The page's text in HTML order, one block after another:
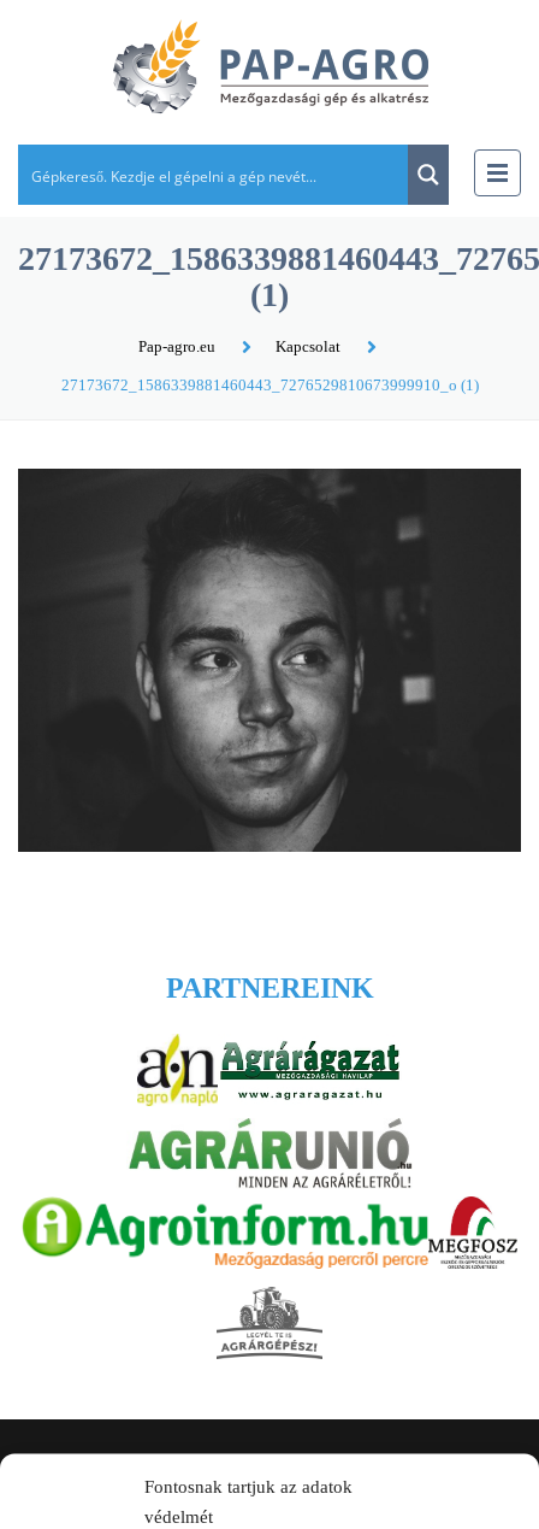
Fontosnak tartjuk az adatok
védelmét
(1)
Pap-agro.eu Kapcsolat
27173672_1586339881460443_7276529810673999910_o (1)
PARTNEREINK